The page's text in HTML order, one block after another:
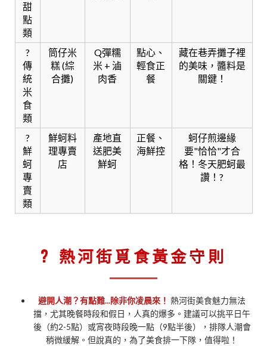
甜
點
類
?
傳
統
米
食
類
筒仔米
糕 (綜
合攤)
Q彈糯
米 + 滷
肉香
點心、
輕食正
餐
藏在巷弄攤子裡
的美味，醬料是
關鍵！
?
鮮
蚵
專
賣
類
鮮蚵料
理專賣
店
產地直
送肥美
鮮蚵
正餐、
海鮮控
蚵仔煎邊緣
要"恰恰"才合
格！冬天肥蚵最
讚！?
? 熱河街覓食黃金守則
避開人潮？有點難...除非你凌晨來！ 熱河街美食魅力無法
擋，尤其晚餐時段和假日，人真的爆多。建議可以挑平日午
後（約2-5點）或宵夜時段晚一點（9點半後），排隊人潮會
稍微緩解。但說真的，為了美食排一下隊，值得啦！